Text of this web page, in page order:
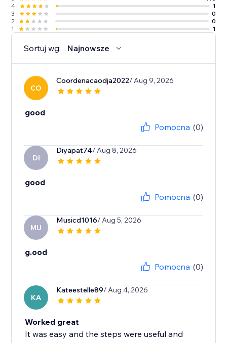
4
1
3
0
2
0
1
1
Sortuj wg: Najnowsze
CO
Coordenacaodja2022/ Aug 9, 2026
good
Pomocna (0)
DI
Diyapat74/ Aug 8, 2026
good
Pomocna (0)
MU
Musicd1016/ Aug 5, 2026
g.ood
Pomocna (0)
KA
Kateestelle89/ Aug 4, 2026
Worked great
It was easy and the steps were useful and